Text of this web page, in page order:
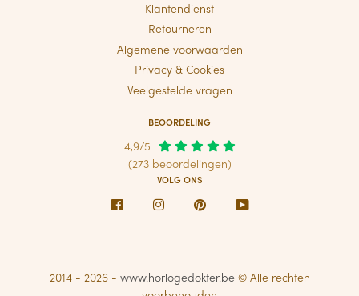
Klantendienst
Retourneren
Algemene voorwaarden
Privacy & Cookies
Veelgestelde vragen
BEOORDELING
4,9/5
(273 beoordelingen)
VOLG ONS
Facebook Instagram PinterestYoutube
2014 - 2026 - www.horlogedokter.be© Alle rechten